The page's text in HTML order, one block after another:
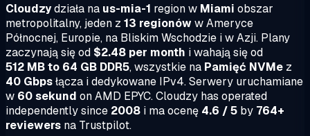
Cloudzydziała na us-mia-1 region w Miami obszar
metropolitalny, jeden z 13 regionóww Ameryce
Północnej, Europie, na Bliskim Wschodzie i w Azji. Plany
zaczynają się od $2.48 per month i wahają się od
512 MB to 64 GB DDR5, wszystkie na Pamięć NVMe z
40 Gbpsłącza i dedykowane IPv4. Serwery uruchamiane
w 60 sekund on AMD EPYC. Cloudzy has operated
independently since 2008 i ma ocenę 4.6 / 5 by 764+
reviewers na Trustpilot.